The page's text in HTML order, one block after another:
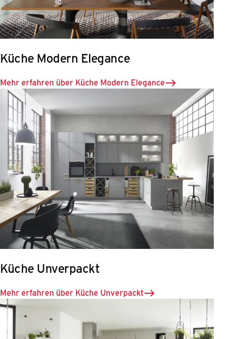
Küche Modern Elegance
Mehr erfahren über Küche Modern Elegance
Küche Unverpackt
Mehr erfahren über Küche Unverpackt